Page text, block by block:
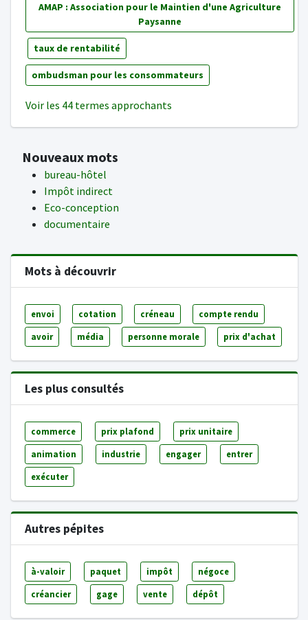
AMAP : Association pour le Maintien d'une Agriculture
Paysanne
taux de rentabilité
ombudsman pour les consommateurs
Voir les 44 termes approchants
Nouveaux mots
bureau-hôtel
Impôt indirect
Eco-conception
documentaire
Mots à découvrir
envoi cotation créneau compte rendu
avoir média personne morale prix d'achat
Les plus consultés
commerce prix plafond prix unitaire
animation industrie engager entrer
exécuter
Autres pépites
à-valoir paquet impôt négoce
créancier gage vente dépôt